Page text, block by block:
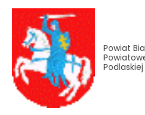
treści
Przejdź
treści
Powiat
Podlaskiej